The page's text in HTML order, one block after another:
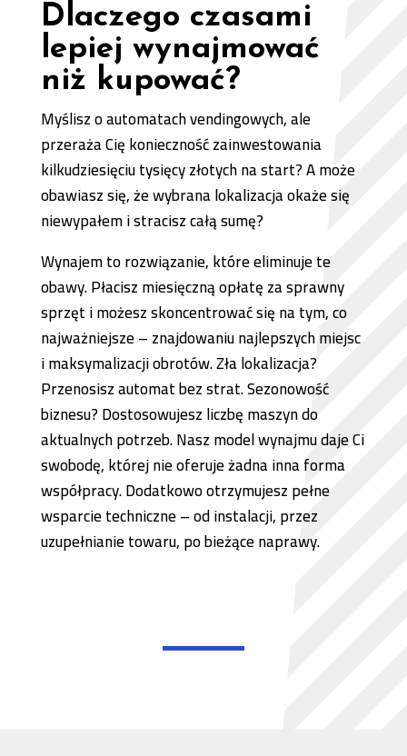
Dlaczego czasami
lepiej wynajmować
niż kupować?
Myślisz o automatach vendingowych, ale
przeraża Cię konieczność zainwestowania
kilkudziesięciu tysięcy złotych na start? A może
obawiasz się, że wybrana lokalizacja okaże się
niewypałem i stracisz całą sumę?
Wynajem to rozwiązanie, które eliminuje te
obawy. Płacisz miesięczną opłatę za sprawny
sprzęt i możesz skoncentrować się na tym, co
najważniejsze – znajdowaniu najlepszych miejsc
i maksymalizacji obrotów. Zła lokalizacja?
Przenosisz automat bez strat. Sezonowość
biznesu? Dostosowujesz liczbę maszyn do
aktualnych potrzeb. Nasz model wynajmu daje Ci
swobodę, której nie oferuje żadna inna forma
współpracy. Dodatkowo otrzymujesz pełne
wsparcie techniczne – od instalacji, przez
uzupełnianie towaru, po bieżące naprawy.